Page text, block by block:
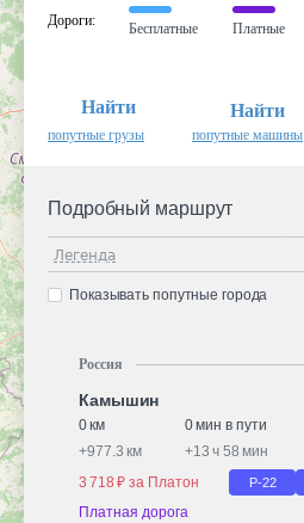
Дороги:
Бесплатные Платные
Найти
попутные грузы
Найти
попутные машины
Подробный маршрут
Легенда
Показывать попутные города
Россия
Камышин
0 км
0 мин в пути
+977.3 км +13 ч 58 мин
3 718 ₽ за Платон
Р-22
Платная дорога